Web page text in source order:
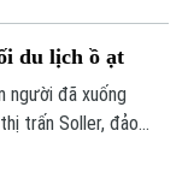
du lịch ồ ạt
người đã xuống
trấn Soller, đảo